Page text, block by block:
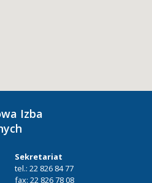
Izba
Sekretariat
tel.: 22 826 84 77
fax: 22 826 78 08